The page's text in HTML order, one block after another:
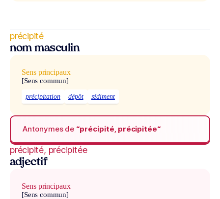
précipité
nom masculin
Sens principaux
[Sens commun]
précipitation dépôt sédiment
Antonymes de “précipité, précipitée“
précipité, précipitée
adjectif
Sens principaux
[Sens commun]